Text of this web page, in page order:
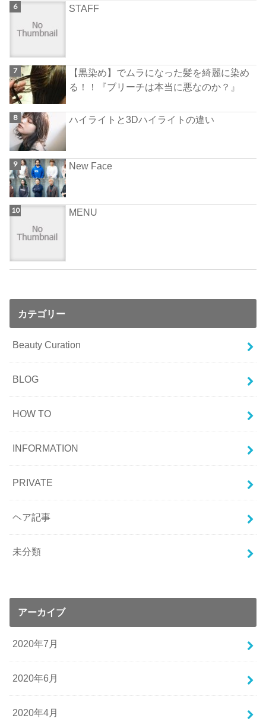
STAFF
【黒染め】でムラになった髪を綺麗に染め
る！！『ブリーチは本当に悪なのか？』
ハイライトと3Dハイライトの違い
New Face
MENU
カテゴリー
Beauty Curation
BLOG
HOW TO
INFORMATION
PRIVATE
ヘア記事
未分類
アーカイブ
2020年7月
2020年6月
2020年4月